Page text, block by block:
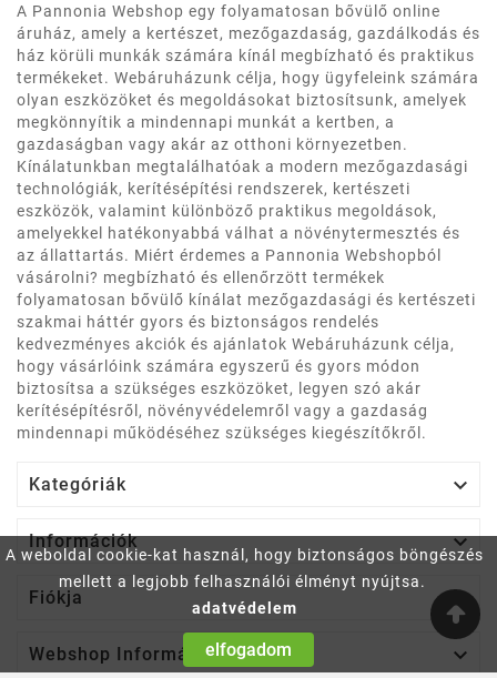
A weboldal cookie-kat használ, hogy biztonságos böngészés
mellett a legjobb felhasználói élményt nyújtsa.
adatvédelem
elfogadom
A Pannonia Webshop egy folyamatosan bővülő online
áruház, amely a kertészet, mezőgazdaság, gazdálkodás és
ház körüli munkák számára kínál megbízható és praktikus
termékeket. Webáruházunk célja, hogy ügyfeleink számára
olyan eszközöket és megoldásokat biztosítsunk, amelyek
megkönnyítik a mindennapi munkát a kertben, a
gazdaságban vagy akár az otthoni környezetben.
Kínálatunkban megtalálhatóak a modern mezőgazdasági
technológiák, kerítésépítési rendszerek, kertészeti
eszközök, valamint különböző praktikus megoldások,
amelyekkel hatékonyabbá válhat a növénytermesztés és
az állattartás. Miért érdemes a Pannonia Webshopból
vásárolni? megbízható és ellenőrzött termékek
folyamatosan bővülő kínálat mezőgazdasági és kertészeti
szakmai háttér gyors és biztonságos rendelés
kedvezményes akciók és ajánlatok Webáruházunk célja,
hogy vásárlóink számára egyszerű és gyors módon
biztosítsa a szükséges eszközöket, legyen szó akár
kerítésépítésről, növényvédelemről vagy a gazdaság
mindennapi működéséhez szükséges kiegészítőkről.
Kategóriák 
Információk 
Fiókja 
Webshop Információ 